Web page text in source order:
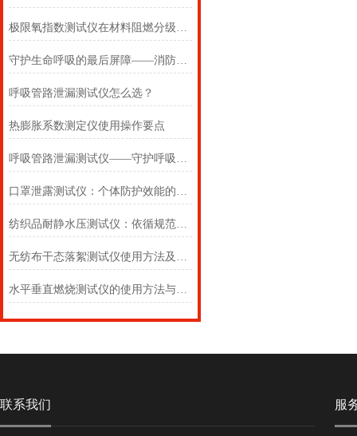
极限氧指数测试仪在材料阻燃分级中的浓度边界判定
守护生命呼吸的最后屏障——消防自救呼吸器防护性能测试仪的全面检测
呼吸管路泄漏测试仪怎么选？
热膨胀系数测定仪使用操作要点
呼吸管路泄漏测试仪——守护呼吸类医疗器械安全的精密检测方案
口罩泄露测试仪：个体防护效能的科学评估仪器
纺织品耐静水压测试仪：依循规范，精准测防渗
无纺布干态落絮测试仪使用方法及注意事项详解
水平垂直燃烧测试仪的使用方法与注意事项
联系我们 服